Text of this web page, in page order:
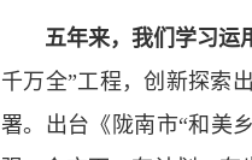
五年来，我们学习运
千万全”工程，创新探索
署。出台《陇南市“和美